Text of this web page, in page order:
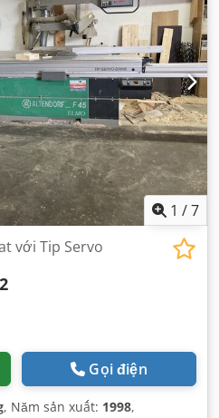
1 /7
với Tip Servo
Gọi điện
, Năm sản xuất: 1998,